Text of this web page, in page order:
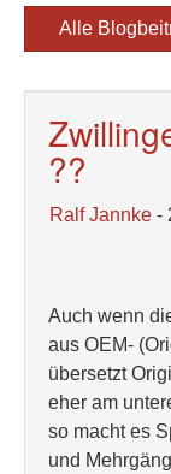
Alle
??
Ralf Jannke -
Auch wenn
aus OEM-
übersetzt
eher am
so macht es
und